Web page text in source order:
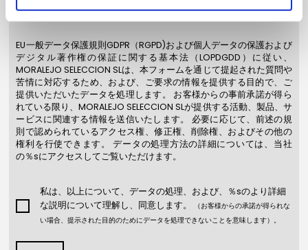
EU一般データ保護規則GDPR（RGPD)および個人データの保護および
デジタル著作権の保証に関する基本法（LOPDGDD）に従い、
MORALEJO SELECCION SLは、本フォームを通じて提起された質問や
苦情に対応するため、および、ご要求の情報を提供する目的で、ご
提供いただいたデータを処理します。 お客様からの事前承諾が得ら
れている限り、MORALEJO SELECCION SLが提供する活動、製品、サ
ービスに関連する情報を送信いたします。 必要に応じて、前述の規
則で認められているアクセス権、修正権、削除権、およびその他の
権利を行使できます。 データの処理方法の詳細については、当社
の％sにアクセスしてご覧いただけます。
私は、以上について、データの処理、および、％sのより詳細
な説明について理解し、同意します。
（お客様からの承諾が得られな
い場合、提示された目的のためにデータを処理できないことを意味します）。